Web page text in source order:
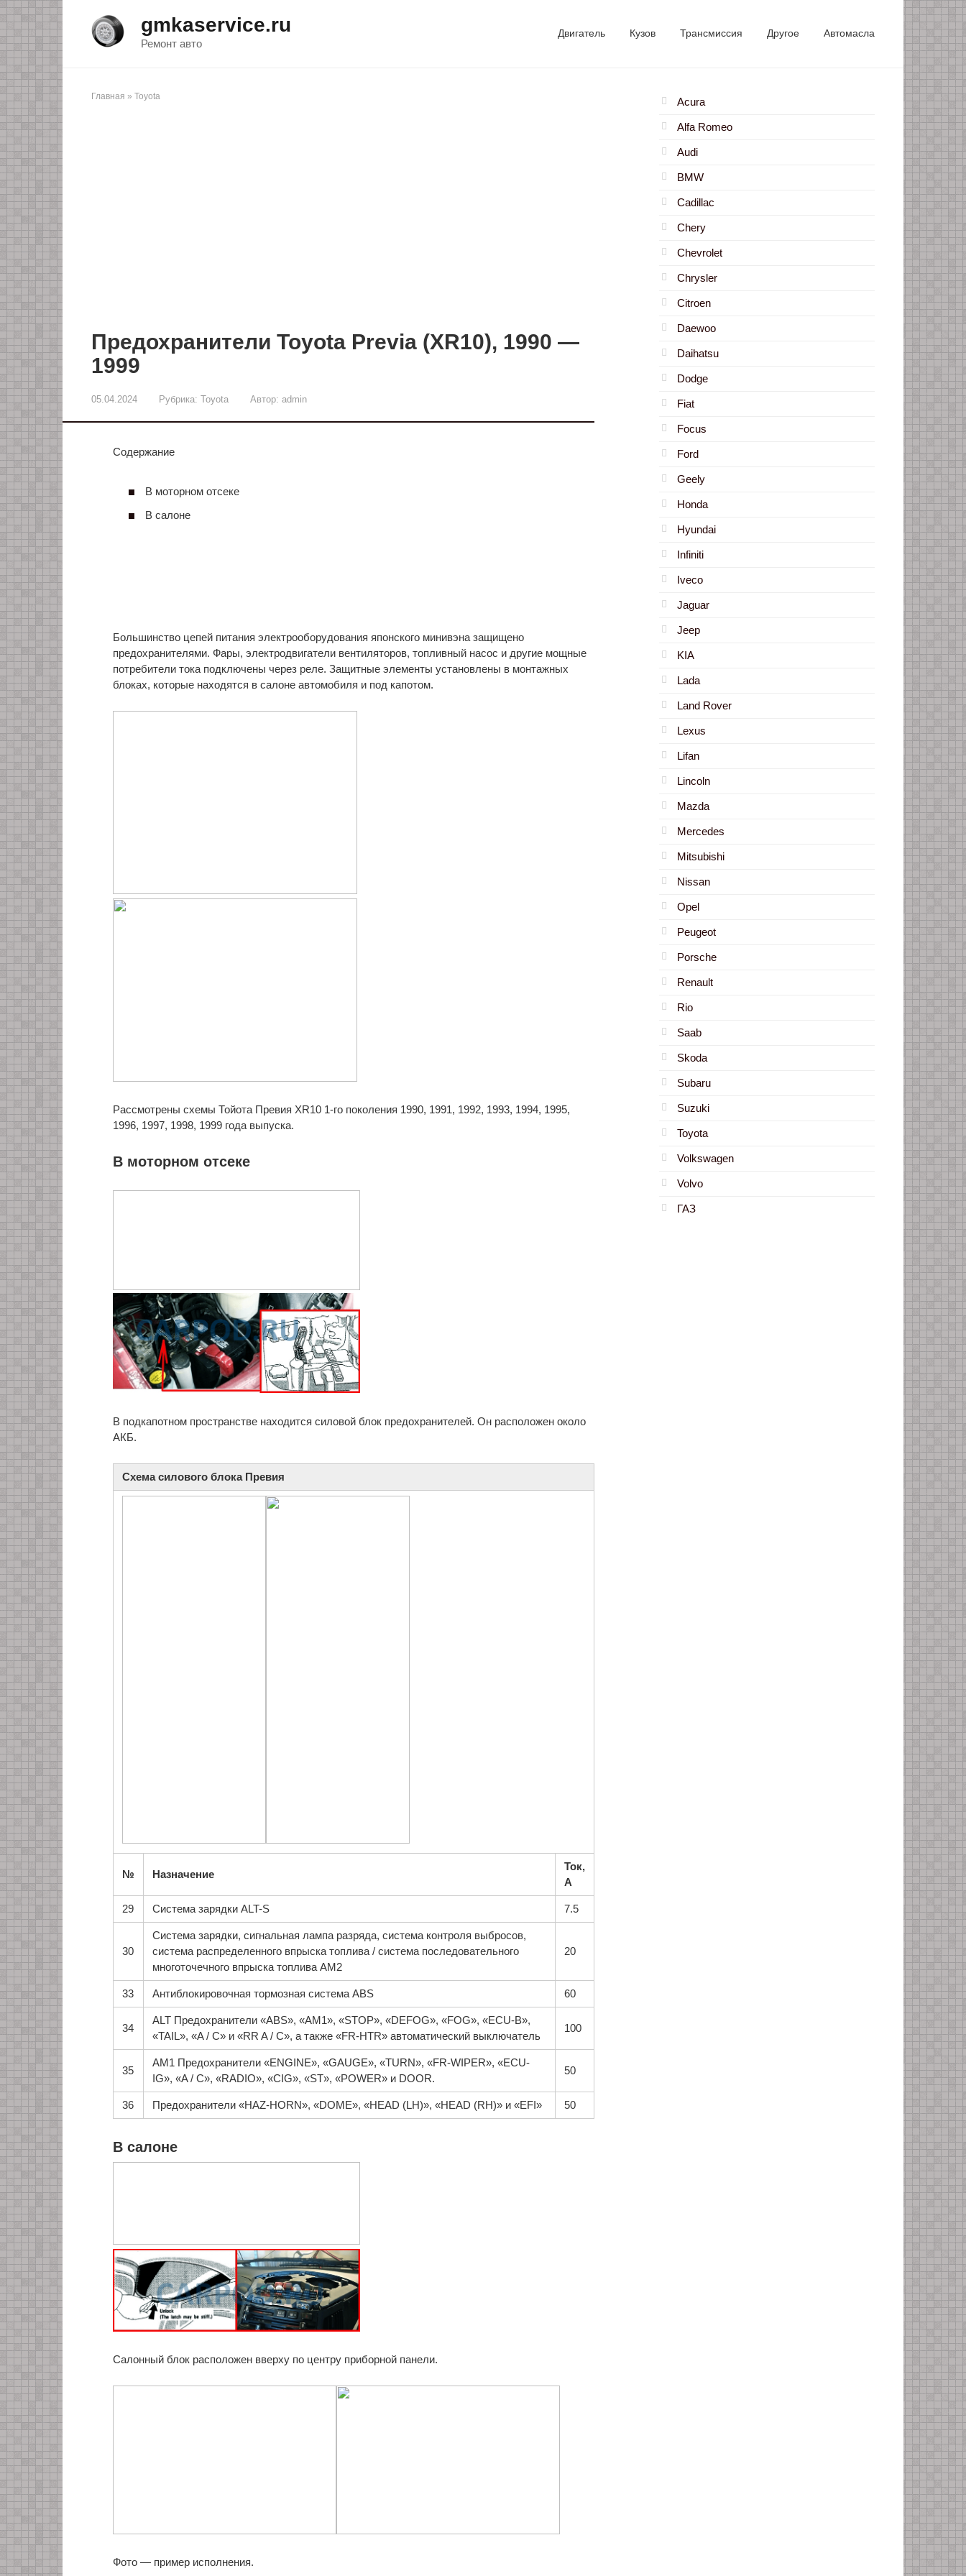
Перейти
к
контенту
gmkaservice.ru
Ремонт авто
Двигатель Кузов Трансмиссия Другое Автомасла
Главная » Toyota
Предохранители Toyota Previa (XR10), 1990 —
1999
05.04.2024 Рубрика: Toyota Автор: admin
Содержание
В моторном отсеке
В салоне
Большинство цепей питания электрооборудования японского минивэна защищено
предохранителями. Фары, электродвигатели вентиляторов, топливный насос и другие мощные
потребители тока подключены через реле. Защитные элементы установлены в монтажных
блоках, которые находятся в салоне автомобиля и под капотом.
Рассмотрены схемы Тойота Превия XR10 1-го поколения 1990, 1991, 1992, 1993, 1994, 1995,
1996, 1997, 1998, 1999 года выпуска.
В моторном отсеке
В подкапотном пространстве находится силовой блок предохранителей. Он расположен около
АКБ.
Схема силового блока Превия
№ Назначение
Ток,
А
29 Система зарядки ALT-S 7.5
30
Система зарядки, сигнальная лампа разряда, система контроля выбросов,
система распределенного впрыска топлива / система последовательного
многоточечного впрыска топлива AM2
20
33 Антиблокировочная тормозная система ABS 60
34
ALT Предохранители «ABS», «AM1», «STOP», «DEFOG», «FOG», «ECU-B»,
«TAIL», «A / C» и «RR A / C», а также «FR-HTR» автоматический выключатель
100
35
AM1 Предохранители «ENGINE», «GAUGE», «TURN», «FR-WIPER», «ECU-
IG», «A / C», «RADIO», «CIG», «ST», «POWER» и DOOR.
50
36 Предохранители «HAZ-HORN», «DOME», «HEAD (LH)», «HEAD (RH)» и «EFI» 50
В салоне
Салонный блок расположен вверху по центру приборной панели.
Фото — пример исполнения.
Acura
Alfa Romeo
Audi
BMW
Cadillac
Chery
Chevrolet
Chrysler
Citroen
Daewoo
Daihatsu
Dodge
Fiat
Focus
Ford
Geely
Honda
Hyundai
Infiniti
Iveco
Jaguar
Jeep
KIA
Lada
Land Rover
Lexus
Lifan
Lincoln
Mazda
Mercedes
Mitsubishi
Nissan
Opel
Peugeot
Porsche
Renault
Rio
Saab
Skoda
Subaru
Suzuki
Toyota
Volkswagen
Volvo
ГАЗ